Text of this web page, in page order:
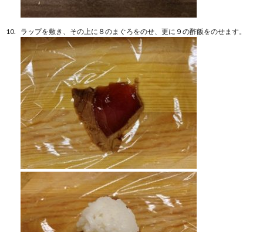
ラップを敷き、その上に８のまぐろをのせ、更に９の酢飯をのせます。